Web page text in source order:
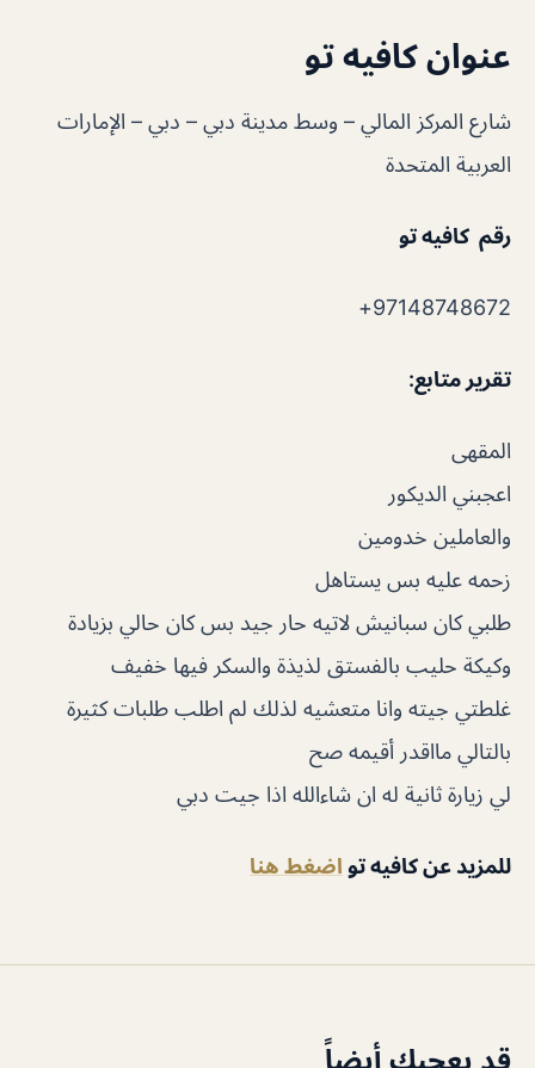
عنوان كافيه تو
شارع المركز المالي – وسط مدينة دبي – دبي – الإمارات
العربية المتحدة
رقم كافيه تو
97148748672+
تقرير متابع:
المقهى
اعجبني الديكور
والعاملين خدومين
زحمه عليه بس يستاهل
طلبي كان سبانيش لاتيه حار جيد بس كان حالي بزيادة
وكيكة حليب بالفستق لذيذة والسكر فيها خفيف
غلطتي جيته وانا متعشيه لذلك لم اطلب طلبات كثيرة
بالتالي مااقدر أقيمه صح
لي زيارة ثانية له ان شاءالله اذا جيت دبي
للمزيد عن كافيه تو اضغط هنا
قد يعجبك أيضاً